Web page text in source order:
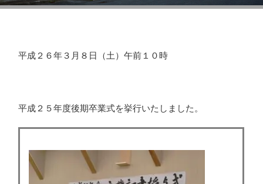
平成２５年度後期卒業式
平成２６年３月８日（土）午前１０時
平成２５年度後期卒業式を挙行いたしました。